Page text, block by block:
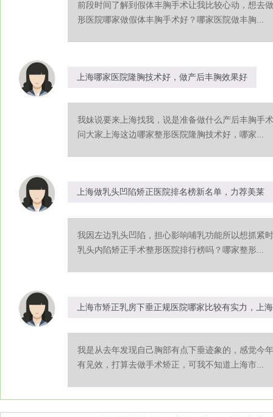
前段时间了解到假体丰胸手术让我比较心动，想去
形医院哪家做假体丰胸手术好？哪家医院做丰胸...
上海哪家医院隆胸技术好，做产后丰胸效果好
我妹说要来上海找我，说是准备做什么产后丰胸手
问大家上海这边哪家整形医院隆胸技术好，哪家...
上海做乳头凹陷矫正医院排名榜新名单，力荐美莱
我因左边乳头凹陷，担心影响哺乳功能所以想抓紧
乳头内陷矫正手术整形医院排行榜吗？哪家整形...
上海市矫正乳房下垂正规医院哪家比较有实力，上
我是从去年发现自己胸部有点下垂迹象的，感觉今
有见效，打算去做手术矫正，可我不知道上海市...